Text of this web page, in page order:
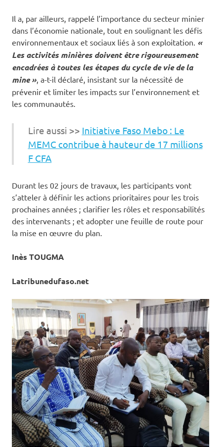
Il a, par ailleurs, rappelé l’importance du secteur minier
dans l’économie nationale, tout en soulignant les défis
environnementaux et sociaux liés à son exploitation. «
Les activités minières doivent être rigoureusement
encadrées à toutes les étapes du cycle de vie de la
mine » , a-t-il déclaré, insistant sur la nécessité de
prévenir et limiter les impacts sur l’environnement et
les communautés.
Lire aussi >> Initiative Faso Mebo : Le
MEMC contribue à hauteur de 17 millions
F CFA
Durant les 02 jours de travaux, les participants vont
s’atteler à définir les actions prioritaires pour les trois
prochaines années ; clarifier les rôles et responsabilités
des intervenants ; et adopter une feuille de route pour
la mise en œuvre du plan.
Inès TOUGMA
Latribunedufaso.net